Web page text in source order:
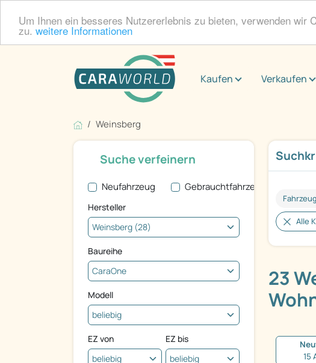
Um Ihnen ein besseres Nutzererlebnis zu bieten, verwenden
zu. weitere Informationen
Kaufen Verkaufen
Weinsberg
Alle
23
15
Suche verfeinern
Neufahrzeug Gebrauchtfahrzeug
Hersteller
Baureihe
Modell
EZ von EZ bis